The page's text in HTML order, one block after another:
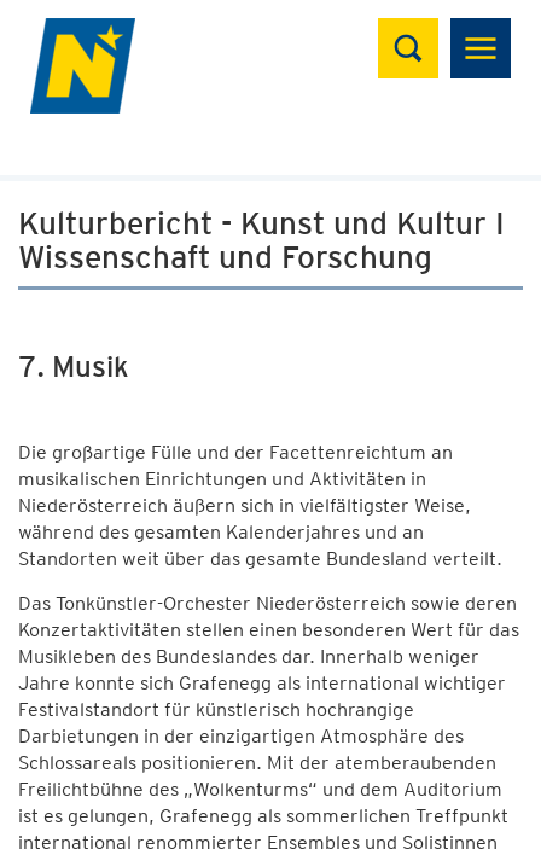
Suchen
Kulturbericht - Kunst und Kultur I
Wissenschaft und Forschung
7. Musik
Die großartige Fülle und der Facettenreichtum an
musikalischen Einrichtungen und Aktivitäten in
Niederösterreich äußern sich in vielfältigster Weise,
während des gesamten Kalenderjahres und an
Standorten weit über das gesamte Bundesland verteilt.
Das Tonkünstler-Orchester Niederösterreich sowie deren
Konzertaktivitäten stellen einen besonderen Wert für das
Musikleben des Bundeslandes dar. Innerhalb weniger
Jahre konnte sich Grafenegg als international wichtiger
Festivalstandort für künstlerisch hochrangige
Darbietungen in der einzigartigen Atmosphäre des
Schlossareals positionieren. Mit der atemberaubenden
Freilichtbühne des „Wolkenturms“ und dem Auditorium
ist es gelungen, Grafenegg als sommerlichen Treffpunkt
international renommierter Ensembles und Solistinnen